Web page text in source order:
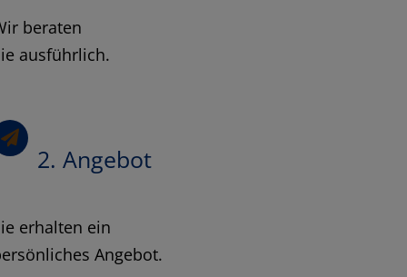
beraten
ausführlich.
2. Angebot
erhalten ein
Angebot.